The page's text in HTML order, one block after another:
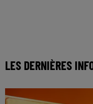
LES DERNIÈRES